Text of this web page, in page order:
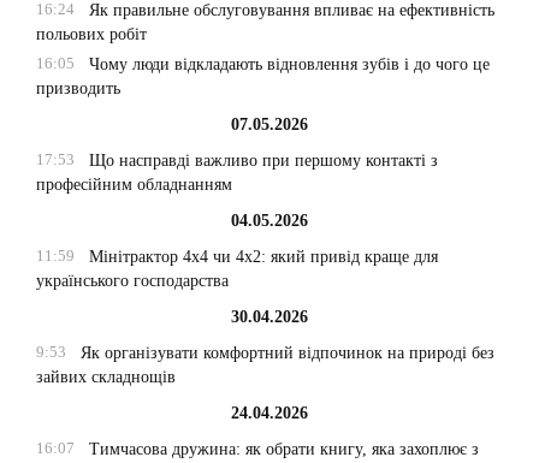
16:24
Як правильне обслуговування впливає на ефективність
польових робіт
16:05
Чому люди відкладають відновлення зубів і до чого це
призводить
07.05.2026
17:53
Що насправді важливо при першому контакті з
професійним обладнанням
04.05.2026
11:59
Мінітрактор 4х4 чи 4х2: який привід краще для
українського господарства
30.04.2026
9:53
Як організувати комфортний відпочинок на природі без
зайвих складнощів
24.04.2026
16:07
Тимчасова дружина: як обрати книгу, яка захоплює з